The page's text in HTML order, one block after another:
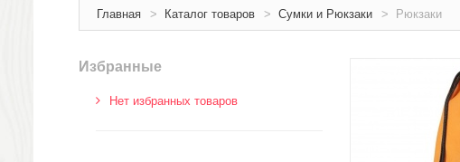
Главная > Каталог товаров > Сумки и Рюкзаки > Рюкзаки
Избранные
Нет избранных товаров